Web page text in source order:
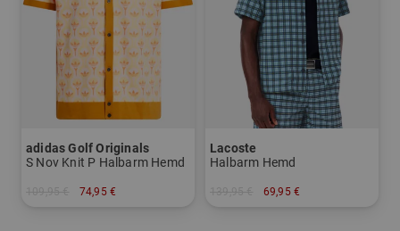
adidas Golf Originals
S Nov Knit P Halbarm Hemd
74,95 €
Lacoste
Halbarm Hemd
69,95 €